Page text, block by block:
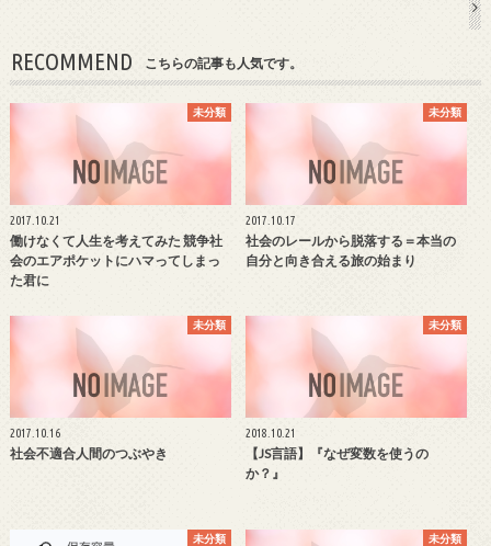
RECOMMEND こちらの記事も人気です。
未分類
2017.10.21
働けなくて人生を考えてみた 競争社
会のエアポケットにハマってしまっ
た君に
未分類
2017.10.17
社会のレールから脱落する＝本当の
自分と向き合える旅の始まり
未分類
2017.10.16
社会不適合人間のつぶやき
未分類
2018.10.21
【JS言語】『なぜ変数を使うの
か？』
未分類 未分類